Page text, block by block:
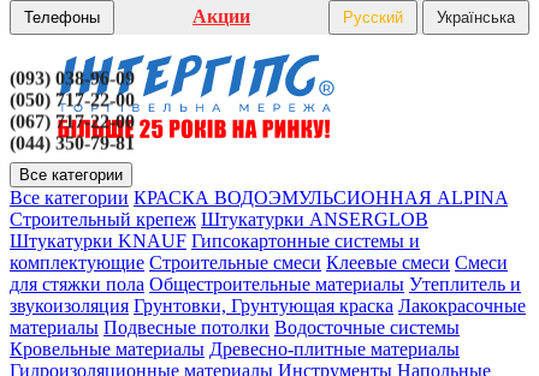
Телефоны
(093) 038-96-09
(050) 717-22-00
(067) 717-22-00
(044) 350-79-81
Акции Русский Українська
Все категории
Все категории КРАСКА ВОДОЭМУЛЬСИОННАЯ ALPINA
Строительный крепеж Штукатурки ANSERGLOB
Штукатурки KNAUF Гипсокартонные системы и
комплектующие Строительные смеси Клеевые смеси Смеси
для стяжки пола Общестроительные материалы Утеплитель и
звукоизоляция Грунтовки, Грунтующая краска Лакокрасочные
материалы Подвесные потолки Водосточные системы
Кровельные материалы Древесно-плитные материалы
Гидроизоляционные материалы Инструменты Напольные